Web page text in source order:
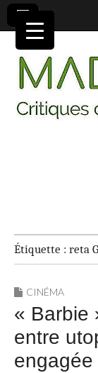
Étiquette : reta
CINÉMA
« Barbie
entre
engagée